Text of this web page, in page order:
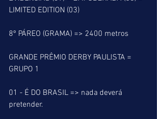
LIMITED EDITION (03)
8º PÁREO (GRAMA) => 2400 metros
GRANDE PRÊMIO DERBY PAULISTA =
GRUPO 1
01 - É DO BRASIL => nada deverá
pretender.